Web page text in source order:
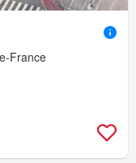
France